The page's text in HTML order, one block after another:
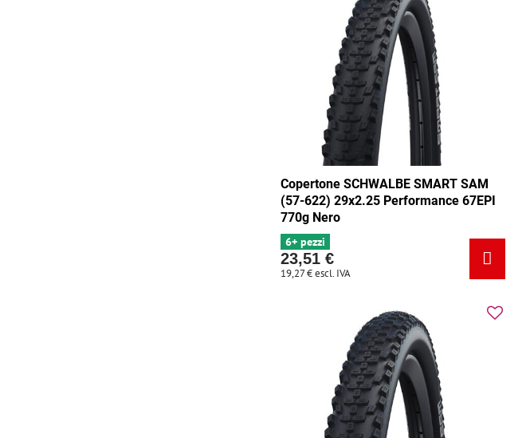
Copertone SCHWALBE SMART SAM
(57-622) 29x2.25 Performance 67EPI
770g Nero
6+ pezzi
23,51 €
19,27 €escl. IVA